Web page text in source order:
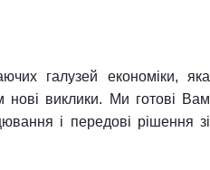
галузей економіки, яка
нові виклики. Ми готові Вам
і передові рішення зі